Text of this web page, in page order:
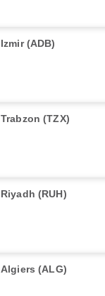
Izmir (ADB)
Trabzon (TZX)
Riyadh (RUH)
Algiers (ALG)